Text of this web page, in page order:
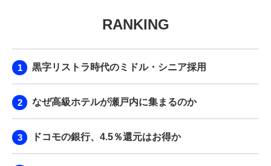
LIFE ENDING JOURNAL
BPaaS JOURNAL
RANKING
黒字リストラ時代のミドル・シニア採用
なぜ高級ホテルが瀬戸内に集まるのか
ドコモの銀行、4.5％還元はお得か